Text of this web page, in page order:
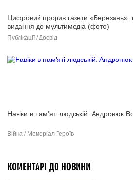
Цифровий прорив газети «Березань»:
видання до мультимедіа (фото)
Публікації / Досвід
Навіки в пам’яті людській: Андронюк
Війна / Меморіал Героїв
КОМЕНТАРІ ДО НОВИНИ